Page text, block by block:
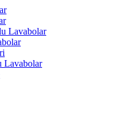
Lavabolar
Lavabolar